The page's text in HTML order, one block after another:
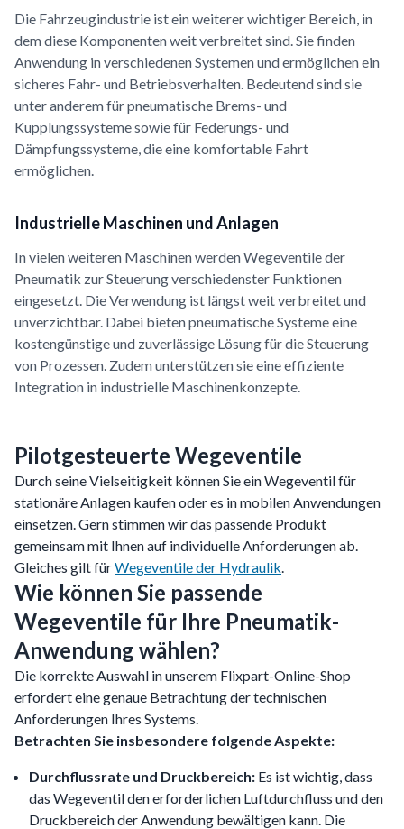
Die Fahrzeugindustrie ist ein weiterer wichtiger Bereich, in
dem diese Komponenten weit verbreitet sind. Sie finden
Anwendung in verschiedenen Systemen und ermöglichen ein
sicheres Fahr- und Betriebsverhalten. Bedeutend sind sie
unter anderem für pneumatische Brems- und
Kupplungssysteme sowie für Federungs- und
Dämpfungssysteme, die eine komfortable Fahrt
ermöglichen.
Industrielle Maschinen und Anlagen
In vielen weiteren Maschinen werden Wegeventile der
Pneumatik zur Steuerung verschiedenster Funktionen
eingesetzt. Die Verwendung ist längst weit verbreitet und
unverzichtbar. Dabei bieten pneumatische Systeme eine
kostengünstige und zuverlässige Lösung für die Steuerung
von Prozessen. Zudem unterstützen sie eine effiziente
Integration in industrielle Maschinenkonzepte.
Pilotgesteuerte Wegeventile
Durch seine Vielseitigkeit können Sie ein Wegeventil für
stationäre Anlagen kaufen oder es in mobilen Anwendungen
einsetzen. Gern stimmen wir das passende Produkt
gemeinsam mit Ihnen auf individuelle Anforderungen ab.
Gleiches gilt fürWegeventile der Hydraulik.
Wie können Sie passende
Wegeventile für Ihre Pneumatik-
Anwendung wählen?
Die korrekte Auswahl in unserem Flixpart-Online-Shop
erfordert eine genaue Betrachtung der technischen
Anforderungen Ihres Systems.
Betrachten Sie insbesondere folgende Aspekte:
Durchflussrate und Druckbereich: Es ist wichtig, dass
das Wegeventil den erforderlichen Luftdurchfluss und den
Druckbereich der Anwendung bewältigen kann. Die